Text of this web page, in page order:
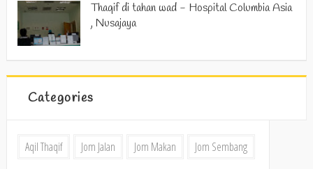
Thaqif di tahan wad - Hospital Columbia Asia
, Nusajaya
Categories
Aqil Thaqif Jom Jalan Jom Makan Jom Sembang